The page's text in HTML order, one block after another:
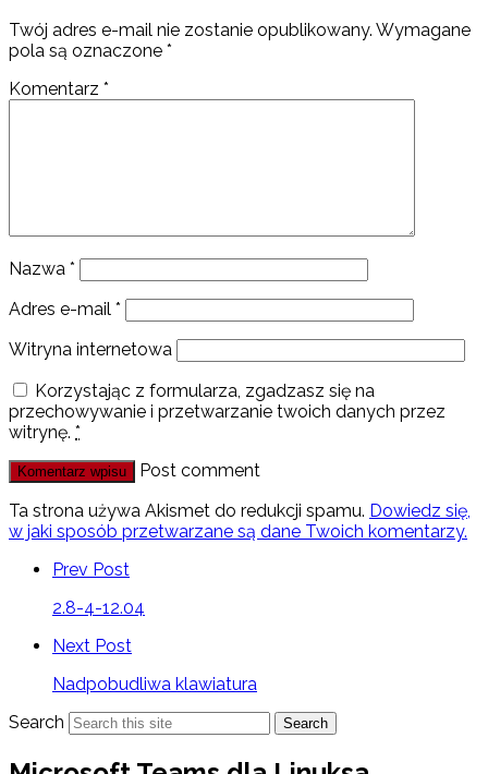
Twój adres e-mail nie zostanie opublikowany. Wymagane
pola są oznaczone *
Komentarz *
Nazwa *
Adres e-mail *
Witryna internetowa
Korzystając z formularza, zgadzasz się na
przechowywanie i przetwarzanie twoich danych przez
witrynę. *
Post comment
Ta strona używa Akismet do redukcji spamu. Dowiedz się,
w jaki sposób przetwarzane są dane Twoich komentarzy.
Prev Post
2.8-4-12.04
Next Post
Nadpobudliwa klawiatura
Search
Search